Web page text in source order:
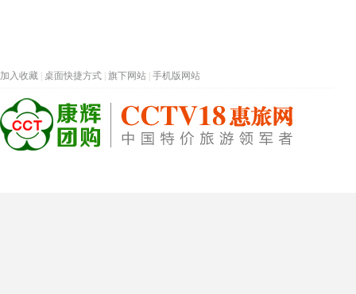
加入收藏 桌面快捷方式 旗下网站 手机版网站